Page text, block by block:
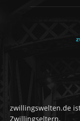
zwillingswelten.de
Zwillingseltern.